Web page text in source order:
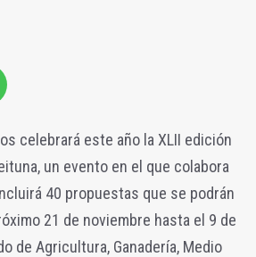
celebrará este año la XLII edición
un evento en el que colabora
40 propuestas que se podrán
21 de noviembre hasta el 9 de
de Agricultura, Ganadería, Medio